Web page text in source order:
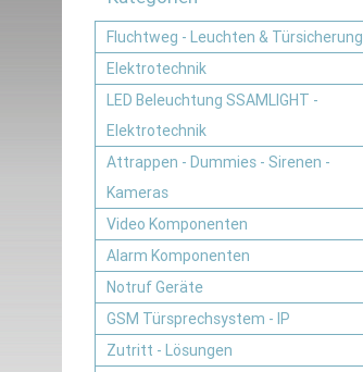
Fluchtweg - Leuchten & Türsicherung
Elektrotechnik
LED Beleuchtung SSAMLIGHT -
Elektrotechnik
Attrappen - Dummies - Sirenen -
Kameras
Video Komponenten
Alarm Komponenten
Notruf Geräte
GSM Türsprechsystem - IP
Zutritt - Lösungen